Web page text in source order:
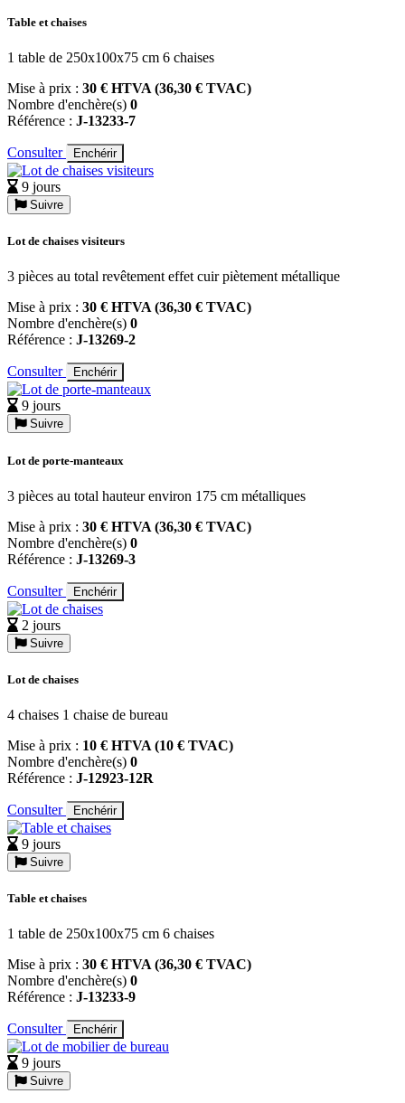
Table et chaises
1 table de 250x100x75 cm 6 chaises
Mise à prix : 30 € HTVA (36,30 € TVAC)
Nombre d'enchère(s) 0
Référence : J-13233-7
Consulter Enchérir
9 jours
Suivre
Lot de chaises visiteurs
3 pièces au total revêtement effet cuir piètement métallique
Mise à prix : 30 € HTVA (36,30 € TVAC)
Nombre d'enchère(s) 0
Référence : J-13269-2
Consulter Enchérir
9 jours
Suivre
Lot de porte-manteaux
3 pièces au total hauteur environ 175 cm métalliques
Mise à prix : 30 € HTVA (36,30 € TVAC)
Nombre d'enchère(s) 0
Référence : J-13269-3
Consulter Enchérir
2 jours
Suivre
Lot de chaises
4 chaises 1 chaise de bureau
Mise à prix : 10 € HTVA (10 € TVAC)
Nombre d'enchère(s) 0
Référence : J-12923-12R
Consulter Enchérir
9 jours
Suivre
Table et chaises
1 table de 250x100x75 cm 6 chaises
Mise à prix : 30 € HTVA (36,30 € TVAC)
Nombre d'enchère(s) 0
Référence : J-13233-9
Consulter Enchérir
9 jours
Suivre